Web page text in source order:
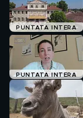
PUNTATA INTERA
PUNTATA INTERA